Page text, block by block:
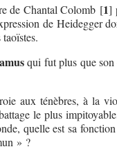
de Chantal Colomb [1]
de Heidegger
qui fut plus que son
aux ténèbres, à la
le plus
quelle est sa
» ?